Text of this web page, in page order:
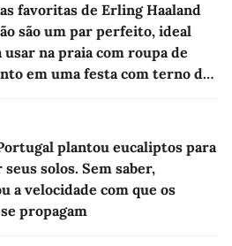
favoritas de Erling Haaland
são um par perfeito, ideal
na praia com roupa de
em uma festa com terno de
plantou eucaliptos para
solos. Sem saber,
a velocidade com que os
propagam